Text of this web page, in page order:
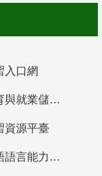
入口網
青年教育與就業儲蓄帳戶
資源平臺
臺灣台語語言能力認證網站